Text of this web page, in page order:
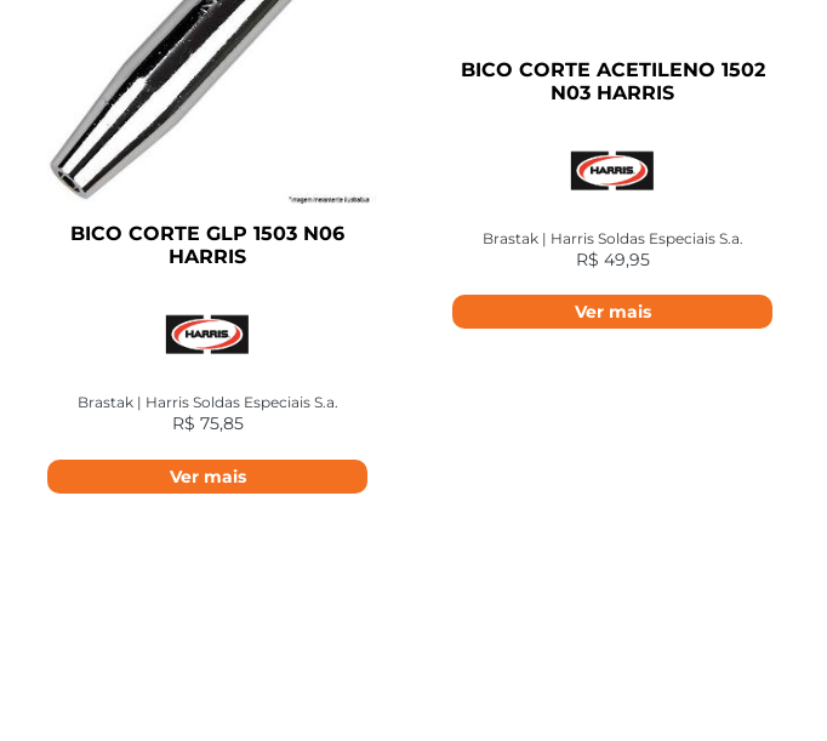
BICO CORTE GLP 1503 N06
HARRIS
Brastak | Harris Soldas Especiais S.a.
R$ 75,85
Ver mais
BICO CORTE ACETILENO 1502
N03 HARRIS
Brastak | Harris Soldas Especiais S.a.
R$ 49,95
Ver mais